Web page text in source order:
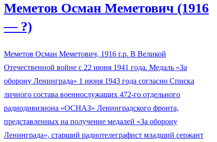
Меметов Осман Меметович (1916
— ?)
Меметов Осман Меметович, 1916 г.р. В Великой
Отечественной войне с 22 июня 1941 года. Медаль «За
оборону Ленинграда» 1 июня 1943 года согласно Списка
личного состава военнослужащих 472-го отдельного
радиодивизиона «ОСНАЗ» Ленинградского фронта,
представленных на получение медалей «За оборону
Ленинграда», старший радиотелеграфист младший сержант